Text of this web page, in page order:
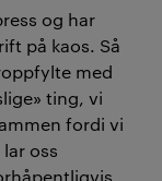
og har
på kaos. Så
med
ting, vi
fordi vi
oss